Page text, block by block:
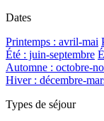
Dates
Printemps : avril-mai
Été : juin-septembre
Automne : octobre-
Hiver : décembre-
Types de séjour